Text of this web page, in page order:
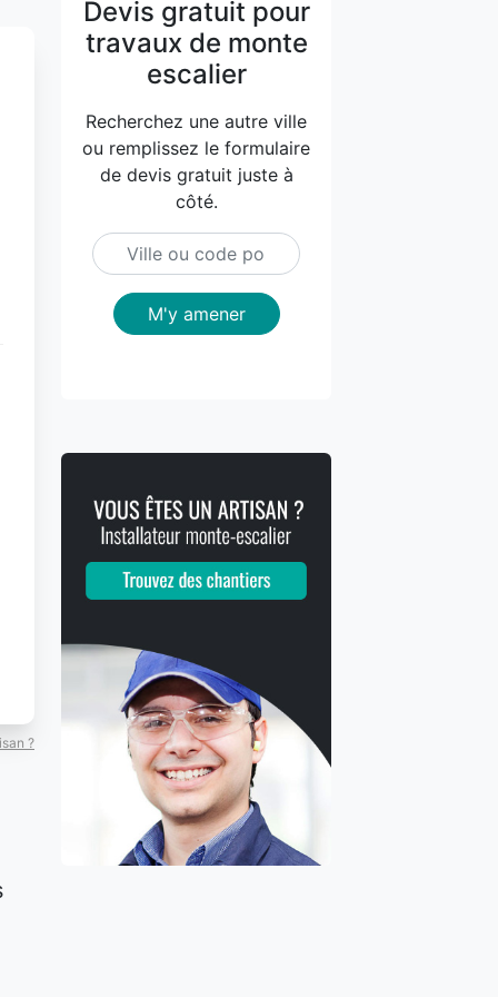
?
Devis gratuit pour
travaux de monte
escalier
Recherchez une autre ville
ou remplissez le formulaire
de devis gratuit juste à
côté.
M'y amener